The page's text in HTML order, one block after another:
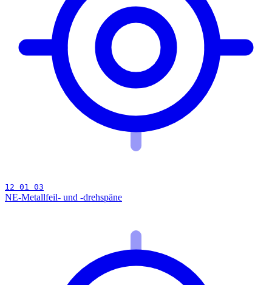
12 01 03
NE-Metallfeil- und -drehspäne